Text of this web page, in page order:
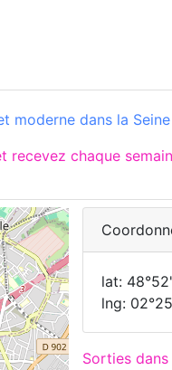
moderne dans la
chaque
lat:
lng:
Sorties dans